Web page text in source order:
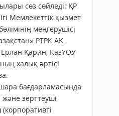
сөз сөйледі: ҚР
Мемлекеттік қызмет
меңгерушісі
РТРК АҚ
Қарин, ҚазҰӨУ
халық әртісі
бағдарламасында
және зерттеуші